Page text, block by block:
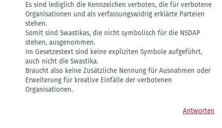
auf
Da
die
Swastika
kein
von
GastZwei
Es sind lediglich die Kennzeichen verboten, die für verbotene
Organisationen und als verfassungswidrig erklärte Parteien
stehen.
Somit sind Swastikas, die nicht symbolisch für die NSDAP
stehen, ausgenommen.
Im Gesetzestext sind keine expliziten Symbole aufgeführt,
auch nicht die Swastika.
Braucht also keine Zusätzliche Nennung für Ausnahmen oder
Erweiterung für kreative Einfälle der verbotenen
Organisationen.
Antworten